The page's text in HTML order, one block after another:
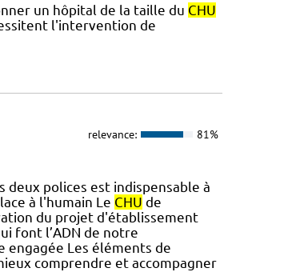
un hôpital de la taille du CHU
l'intervention de
relevance: 81%
polices est indispensable à
à l'humain Le CHU de
du projet d'établissement
font l’ADN de notre
engagée Les éléments de
comprendre et accompagner